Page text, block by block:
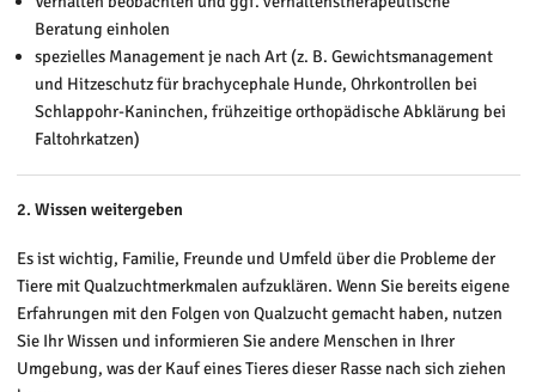
Beratung einholen
spezielles Management je nach Art (z. B. Gewichtsmanagement
und Hitzeschutz für brachycephale Hunde, Ohrkontrollen bei
Schlappohr-Kaninchen, frühzeitige orthopädische Abklärung bei
Faltohrkatzen)
2. Wissen weitergeben
Es ist wichtig, Familie, Freunde und Umfeld über die Probleme der
Tiere mit Qualzuchtmerkmalen aufzuklären. Wenn Sie bereits eigene
Erfahrungen mit den Folgen von Qualzucht gemacht haben, nutzen
Sie Ihr Wissen und informieren Sie andere Menschen in Ihrer
Umgebung, was der Kauf eines Tieres dieser Rasse nach sich ziehen